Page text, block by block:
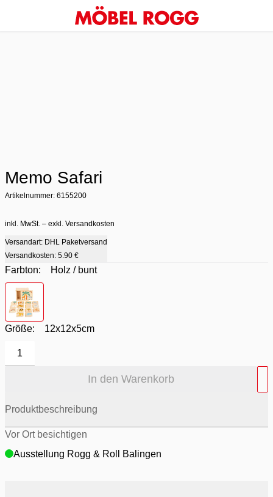
Memo Safari
Artikelnummer: 6155200
inkl. MwSt. – exkl. Versandkosten
Versandart: DHL Paketversand
Versandkosten: 5.90 €
Farbton:
Holz / bunt
Farbton
Größe: 12x12x5cm
1
In den Warenkorb
Produktbeschreibung
Vor Ort besichtigen
Ausstellung Rogg & Roll Balingen